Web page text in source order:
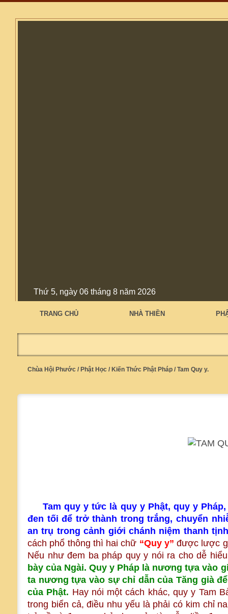
Thứ 5, ngày 06 tháng 8 năm 2026
TRANG CHỦ NHÀ THIỀN
Chùa Hội Phước / Phật Học / Kiến Thức Phật Pháp / Tam Quy y.
Tam quy y tức là quy y Phật, quy y
đen tối để trở thành trong trắng, chuyển
an trụ trong cảnh giới chánh niệm thanh
cách phổ thông thì hai chữ “Quy y” được lược
Nếu như đem ba pháp quy y nói ra cho dễ
bày của Ngài. Quy y Pháp là nương tựa vào
ta nương tựa vào sự chỉ dẫn của Tăng già
của Phật. Hay nói một cách khác, quy y Tam
trong biển cả, điều nhu yếu là phải có kim chỉ